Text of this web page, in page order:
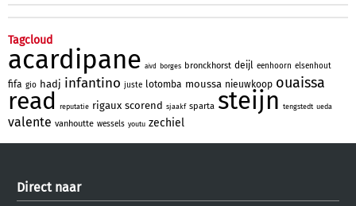
Tagcloud
acardipane aivd borges bronckhorst deijl eenhoorn elsenhout
fifa gio hadj infantino juste lotomba moussa nieuwkoop ouaissa
read reputatie rigaux scorend sjaakf sparta steijn tengstedt ueda
valente vanhoutte wessels youtu zechiel
Direct naar